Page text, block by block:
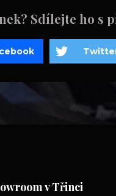
Sdílejte ho s
v Třinci